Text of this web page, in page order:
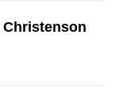
Christenson